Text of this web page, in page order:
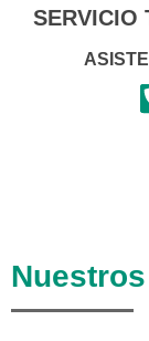
SERVICIO